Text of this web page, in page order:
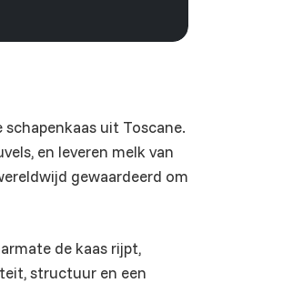
uit Toscane.
en leveren melk van
gewaardeerd om
de kaas rijpt,
structuur en een